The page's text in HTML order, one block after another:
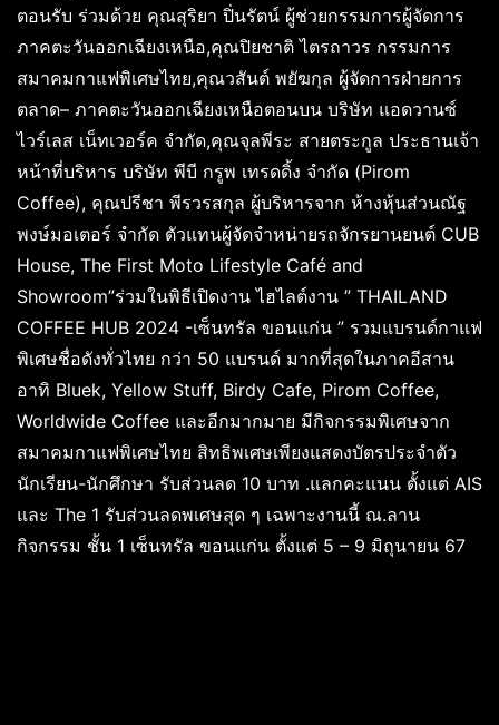
ตอนรับ ร่วมด้วย คุณสุริยา ปิ่นรัตน์ ผู้ช่วยกรรมการผู้จัดการ
ภาคตะวันออกเฉียงเหนือ,คุณปิยชาติ ไตรถาวร กรรมการ
สมาคมกาแฟพิเศษไทย,คุณวสันต์ พยัฆกุล ผู้จัดการฝ่ายการ
ตลาด– ภาคตะวันออกเฉียงเหนือตอนบน บริษัท แอดวานซ์
ไวร์เลส เน็ทเวอร์ค จำกัด,คุณจุลพีระ สายตระกูล ประธานเจ้า
หน้าที่บริหาร บริษัท พีบี กรูพ เทรดดิ้ง จํากัด (Pirom
Coffee), คุณปรีชา พีรวรสกุล ผู้บริหารจาก ห้างหุ้นส่วนณัฐ
พงษ์มอเตอร์ จำกัด ตัวแทนผู้จัดจำหน่ายรถจักรยานยนต์ CUB
House, The First Moto Lifestyle Café and
Showroom”ร่วมในพิธีเปิดงาน ไฮไลต์งาน ” THAILAND
COFFEE HUB 2024 -เซ็นทรัล ขอนแก่น ” รวมแบรนด์กาแฟ
พิเศษชื่อดังทั่วไทย กว่า 50 แบรนด์ มากที่สุดในภาคอีสาน
อาทิ Bluek, Yellow Stuff, Birdy Cafe, Pirom Coffee,
Worldwide Coffee และอีกมากมาย มีกิจกรรมพิเศษจาก
สมาคมกาแฟพิเศษไทย สิทธิพเศษเพียงแสดงบัตรประจำตัว
นักเรียน-นักศึกษา รับส่วนลด 10 บาท .แลกคะแนน ตั้งแต่ AIS
และ The 1 รับส่วนลดพเศษสุด ๆ เฉพาะงานนี้ ณ.ลาน
กิจกรรม ชั้น 1 เซ็นทรัล ขอนแก่น ตั้งแต่ 5 – 9 มิถุนายน 67